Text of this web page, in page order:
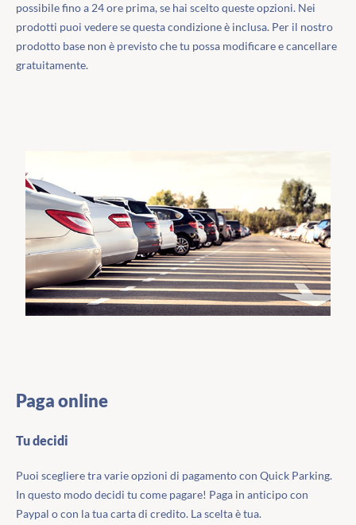
possibile fino a 24 ore prima, se hai scelto queste opzioni. Nei
prodotti puoi vedere se questa condizione è inclusa. Per il nostro
prodotto base non è previsto che tu possa modificare e cancellare
gratuitamente.
Paga online
Tu decidi
Puoi scegliere tra varie opzioni di pagamento con Quick Parking.
In questo modo decidi tu come pagare! Paga in anticipo con
Paypal o con la tua carta di credito. La scelta è tua.